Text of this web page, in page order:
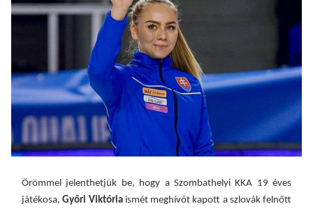
Örömmel jelenthetjük be, hogy a Szombathelyi KKA 19 éves
játékosa,Győri Viktóriaismét meghívót kapott a szlovák felnőtt